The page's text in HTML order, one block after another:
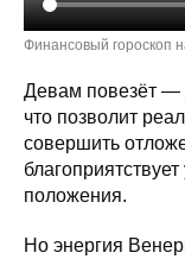
Финансовый гороскоп
Девам повезёт —
что позволит
совершить
положения.
Но энергия